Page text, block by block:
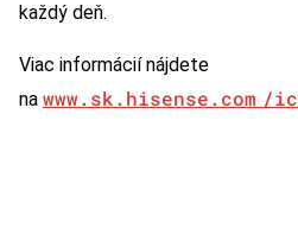
každý deň.
Viac informácií nájdete
na www.sk.hisense.com /